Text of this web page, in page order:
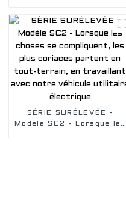
voyage de travail
véhicule utilitaire
électrique
SÉRIE SURÉLEVÉE -
Modèle SC2 - Lorsque les